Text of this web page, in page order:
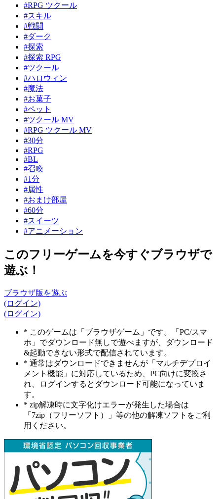
#RPG ツクール
#スキル
#戦闘
#ダーク
#探索
#探索 RPG
#ツクール
#ハロウィン
#魔法
#お菓子
#ペット
#ツクール MV
#RPG ツクール MV
#30分
#RPG
#BL
#召喚
#1分
#属性
#おまけ部屋
#60分
#スイーツ
#アニメーション
このフリーゲームを今すぐブラウザで
遊ぶ！
ブラウザ版を遊ぶ
(ログイン)
(ログイン)
* このゲームは「ブラウザゲーム」です。「PC/スマ
ホ」でダウンロード無しで遊べますが、ダウンロード
&起動できない形式で配信されています。
* 通常はダウンロードできませんが「マルチデプロイ
メント機能」に対応しているため、PC向けに変換さ
れ、ログインするとダウンロード可能になっていま
す。
* zip解凍時に文字化けエラーが発生した場合は
「7zip（フリーソフト）」等の他の解凍ソフトをご利
用ください。